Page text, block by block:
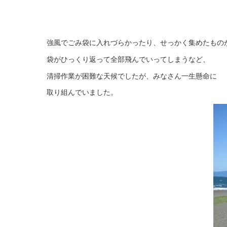
強風でごみ袋に入れづらかったり、せっかく集めたもの
袋がひっくり返って全部飛んでいってしまうなど、
清掃作業が困難な天候でしたが、みなさん一生懸命に
取り組んでいました。